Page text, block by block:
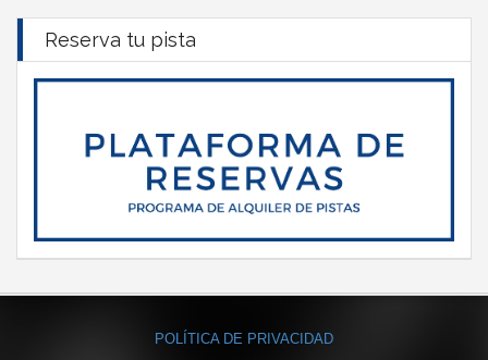
Reserva tu pista
POLÍTICA DE PRIVACIDAD